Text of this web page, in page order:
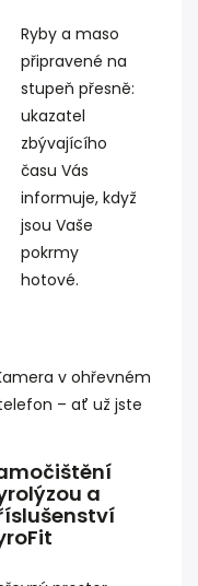
Ryby a maso
připravené na
stupeň přesně:
ukazatel
zbývajícího
času Vás
informuje, když
jsou Vaše
pokrmy
hotové.
v ohřevném
– ať už jste
a